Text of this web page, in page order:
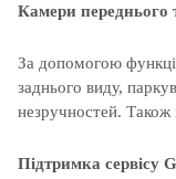
Камери переднього
За допомогою
заднього виду,
незручностей. Також
Підтримка сервісу